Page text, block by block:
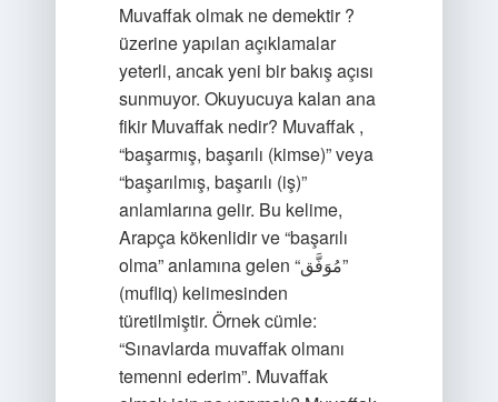
Muvaffak olmak ne demektir ?
üzerine yapılan açıklamalar
yeterli, ancak yeni bir bakış açısı
sunmuyor. Okuyucuya kalan ana
fikir Muvaffak nedir? Muvaffak ,
“başarmış, başarılı (kimse)” veya
“başarılmış, başarılı (iş)”
anlamlarına gelir. Bu kelime,
Arapça kökenlidir ve “başarılı
olma” anlamına gelen “مُوَفَّق”
(mufliq) kelimesinden
türetilmiştir. Örnek cümle:
“Sınavlarda muvaffak olmanı
temenni ederim”. Muvaffak